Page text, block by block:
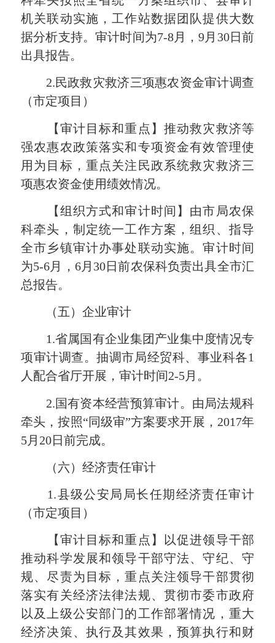
机关联动实施，工作站数据团队提供大数
据分析支持。审计时间为7-8月，9月 30日前
出具报告。
2.民政救灾救济三项惠农资金审计调查
（市定项目）
【审计目标和重点】推动救灾救济等
强农惠农政策落实和专项资金有效管理使
用为目标，重点关注民政系统救灾救济三
项惠农资金使用绩效情况。
【组织方式和审计时间】由市局农保
科牵头，制定统一工作方案，组织、指导
全市乡镇审计办事处联动实施。审计时间
为5-6月， 6月 30日前农保科负责出具全市汇
总报告。
（五）企业审计
1.省属国有企业集团产业集中度情况专
项审计调查。抽调市局经贸科、事业科各1
人配合省厅开展，审计时间2-5月。
2.国有资本经营预算审计。由局法规科
牵头，按照“同级审”方案要求开展， 2017年
5月 20日前完成。
（六）经济责任审计
1.县级公安局局长任期经济责任审计
（市定项目）
【审计目标和重点】以促进领导干部
推动科学发展和领导干部守法、守纪、守
规、尽责为目标，重点关注领导干部贯彻
落实有关经济法律法规、贯彻市委市政府
以及上级公安部门的工作部署情况，重大
经济决策、执行及其效果，预算执行和财